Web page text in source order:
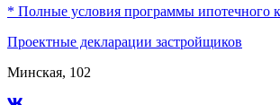
* Полные условия программы ипотечного
Проектные декларации застройщиков
Минская, 102